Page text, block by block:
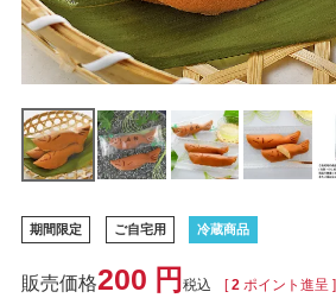
期間限定 ご自宅用 冷蔵商品
200 税込 [ 2 ポイント進呈 ]